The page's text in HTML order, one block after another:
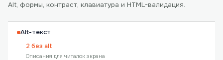
Alt, формы, контраст, клавиатура и HTML-валидация.
Alt-текст
2 без alt
Описания для читалок экрана